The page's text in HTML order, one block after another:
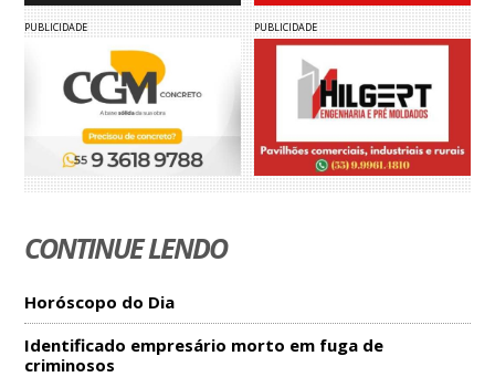
PUBLICIDADE PUBLICIDADE
CONTINUE LENDO
Horóscopo do Dia
Identificado empresário morto em fuga de
criminosos